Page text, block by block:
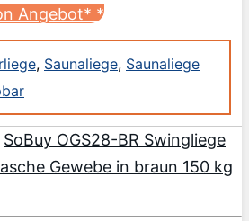
Angebot* *
, Saunaliege, Saunaliege
SoBuy OGS28-BR Swingliege
Gewebe in braun 150 kg